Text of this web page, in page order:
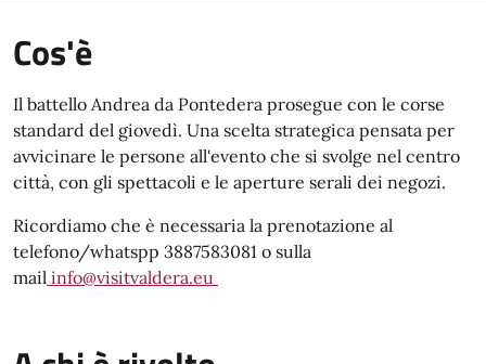
Cos'è
Il battello Andrea da Pontedera prosegue con le corse
standard del giovedì. Una scelta strategica pensata per
avvicinare le persone all'evento che si svolge nel centro
città, con gli spettacoli e le aperture serali dei negozi.
Ricordiamo che è necessaria la prenotazione al
telefono/whatspp 3887583081 o sulla
mail info@visitvaldera.eu